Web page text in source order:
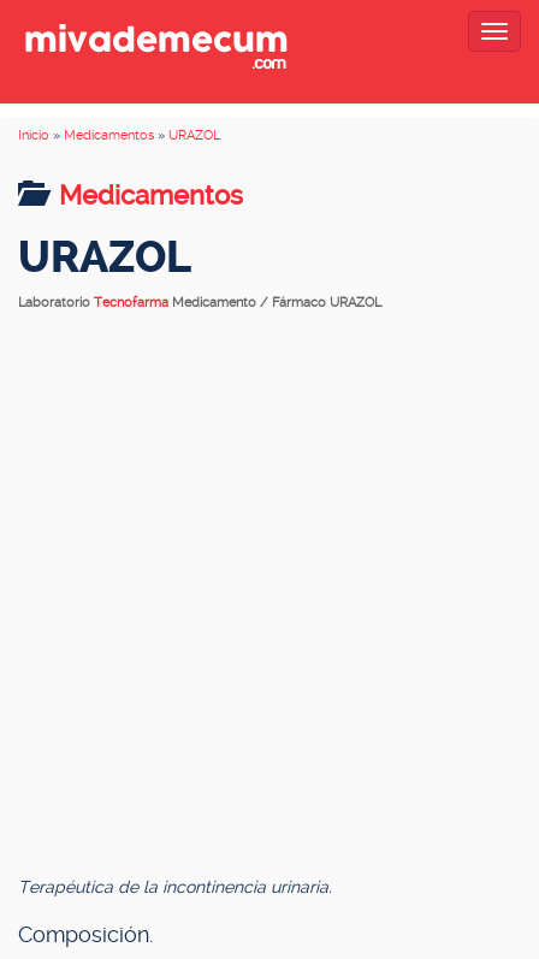
Inicio » Medicamentos » URAZOL
Medicamentos
URAZOL
Laboratorio Tecnofarma Medicamento / Fármaco URAZOL
Terapéutica de la incontinencia urinaria.
Composición.